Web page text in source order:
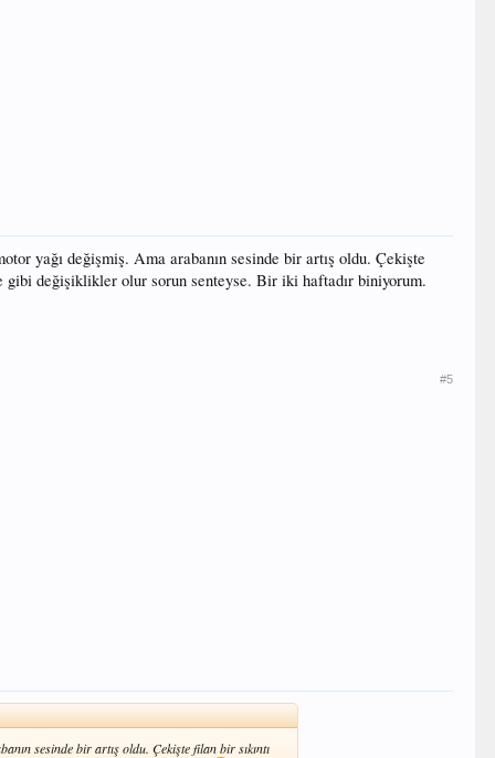
yağı değişmiş. Ama arabanın sesinde bir artış oldu. Çekişte
gibi değişiklikler olur sorun senteyse. Bir iki haftadır biniyorum.
#5
sesinde bir artış oldu. Çekişte filan bir sıkıntı